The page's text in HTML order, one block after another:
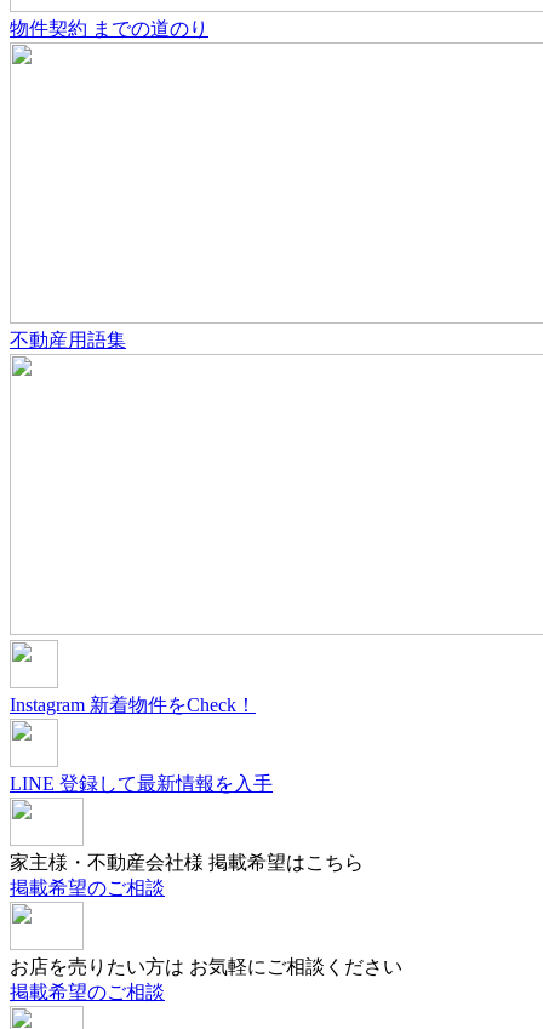
物件契約 までの道のり
不動産用語集
Instagram 新着物件をCheck！
LINE 登録して最新情報を入手
家主様・不動産会社様 掲載希望はこちら
掲載希望のご相談
お店を売りたい方は お気軽にご相談ください
掲載希望のご相談